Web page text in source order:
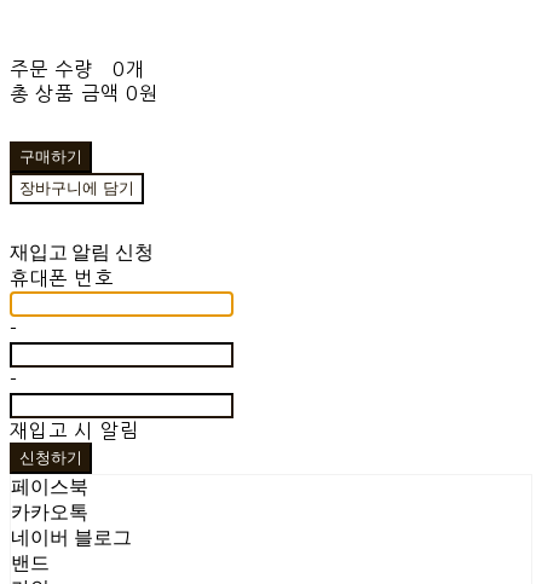
주문 수량
0개
총 상품 금액 0원
구매하기
장바구니에 담기
재입고 알림 신청
휴대폰 번호
-
-
재입고 시 알림
신청하기
페이스북
카카오톡
네이버 블로그
밴드